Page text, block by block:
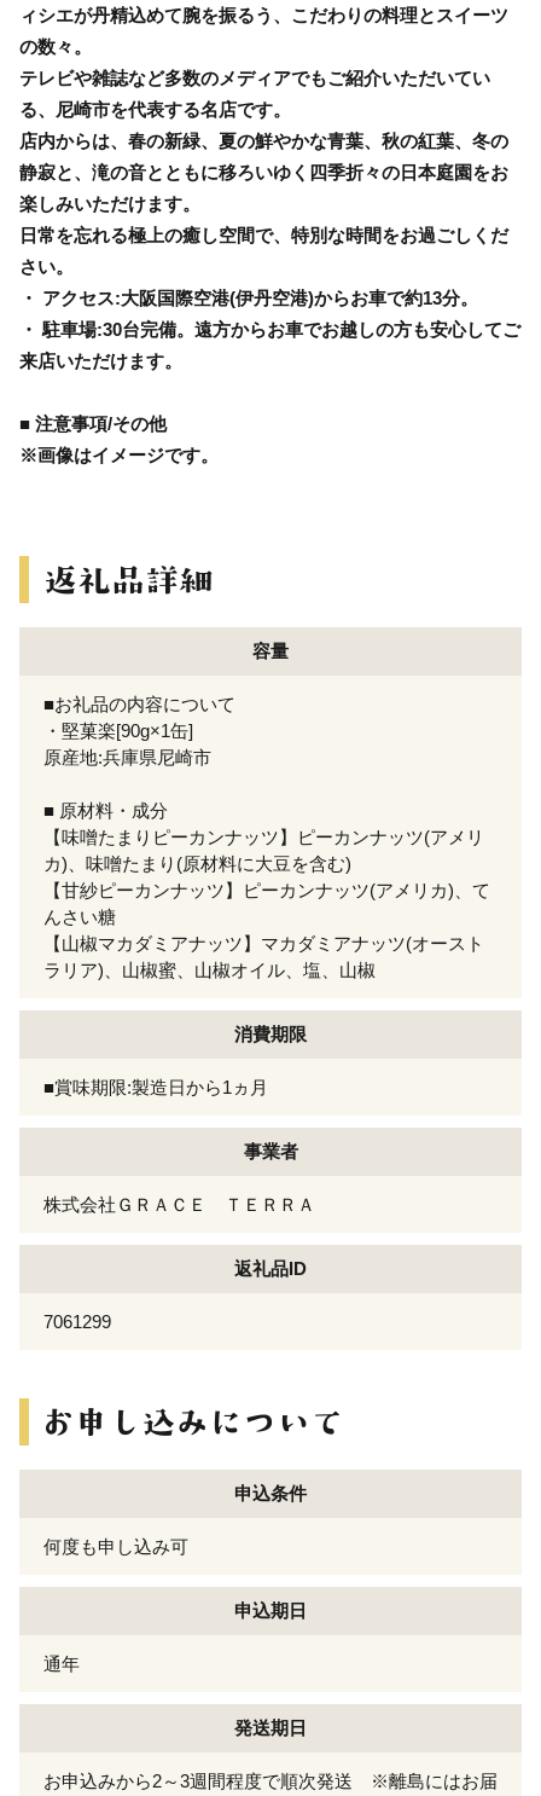
ィシエが丹精込めて腕を振るう、こだわりの料理とスイーツ
の数々。
テレビや雑誌など多数のメディアでもご紹介いただいてい
る、尼崎市を代表する名店です。
店内からは、春の新緑、夏の鮮やかな青葉、秋の紅葉、冬の
静寂と、滝の音とともに移ろいゆく四季折々の日本庭園をお
楽しみいただけます。
日常を忘れる極上の癒し空間で、特別な時間をお過ごしくだ
さい。
・ アクセス:大阪国際空港(伊丹空港)からお車で約13分。
・ 駐車場:30台完備。遠方からお車でお越しの方も安心してご
来店いただけます。
■ 注意事項/その他
※画像はイメージです。
容量
■お礼品の内容について
・堅菓楽[90g×1缶]
原産地:兵庫県尼崎市
■ 原材料・成分
【味噌たまりピーカンナッツ】ピーカンナッツ(アメリ
カ)、味噌たまり(原材料に大豆を含む)
【甘紗ピーカンナッツ】ピーカンナッツ(アメリカ)、て
んさい糖
【山椒マカダミアナッツ】マカダミアナッツ(オースト
ラリア)、山椒蜜、山椒オイル、塩、山椒
消費期限
■賞味期限:製造日から1ヵ月
事業者
株式会社ＧＲＡＣＥ ＴＥＲＲＡ
返礼品ID
7061299
申込条件
何度も申し込み可
申込期日
通年
発送期日
お申込みから2～3週間程度で順次発送 ※離島にはお届